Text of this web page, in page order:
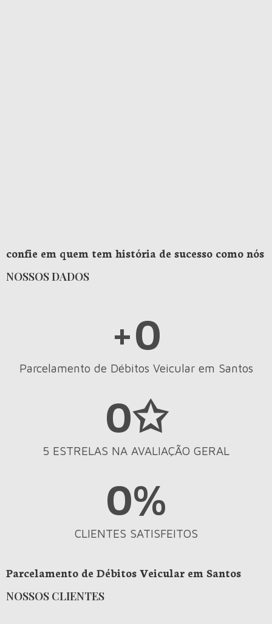
confie em quem tem história de sucesso como nós
NOSSOS DADOS
Parcelamento de Débitos Veicular em Santos
+0
5 ESTRELAS NA AVALIAÇÃO GERAL
0✩
CLIENTES SATISFEITOS
0%
Parcelamento de Débitos Veicular em Santos
NOSSOS CLIENTES